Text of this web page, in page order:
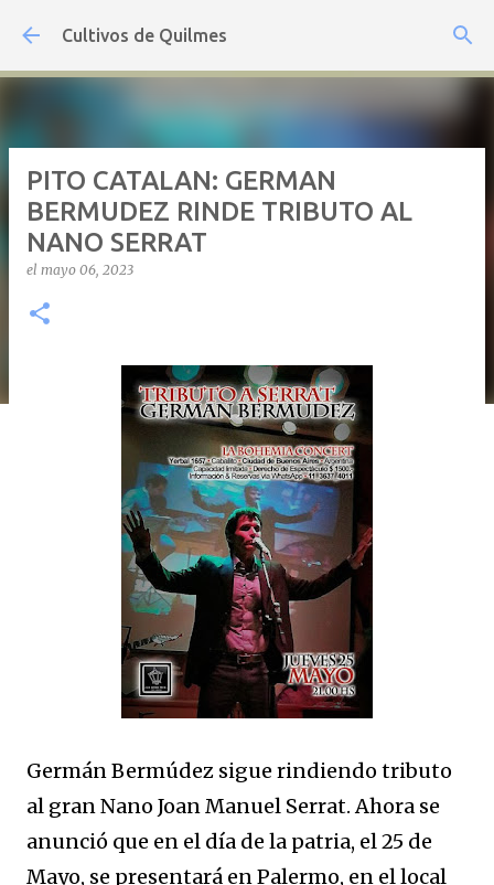
Ir al contenido principal
Cultivos de Quilmes
PITO CATALAN: GERMAN
BERMUDEZ RINDE TRIBUTO AL
NANO SERRAT
el mayo 06, 2023
Germán Bermúdez sigue rindiendo tributo
al gran Nano Joan Manuel Serrat. Ahora se
anunció que en el día de la patria, el 25 de
Mayo, se presentará en Palermo, en el local